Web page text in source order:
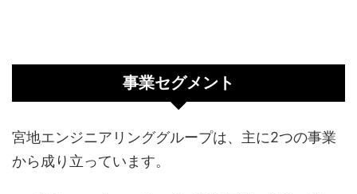
事業セグメント
宮地エンジニアリンググループは、主に2つの事業
から成り立っています。